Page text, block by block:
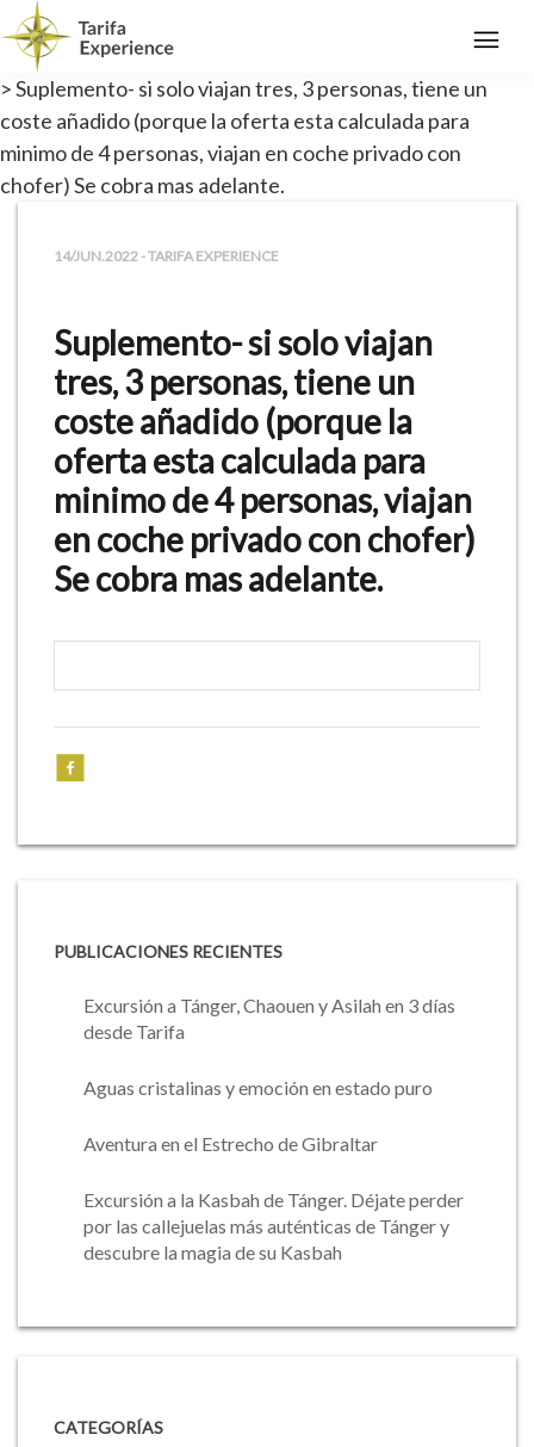
> Suplemento- si solo viajan tres, 3 personas, tiene un
coste añadido (porque la oferta esta calculada para
minimo de 4 personas, viajan en coche privado con
chofer) Se cobra mas adelante.
14/JUN.2022 - TARIFA EXPERIENCE
Suplemento- si solo viajan
tres, 3 personas, tiene un
coste añadido (porque la
oferta esta calculada para
minimo de 4 personas, viajan
en coche privado con chofer)
Se cobra mas adelante.
PUBLICACIONES RECIENTES
Excursión a Tánger, Chaouen y Asilah en 3 días
desde Tarifa
Aguas cristalinas y emoción en estado puro
Aventura en el Estrecho de Gibraltar
Excursión a la Kasbah de Tánger. Déjate perder
por las callejuelas más auténticas de Tánger y
descubre la magia de su Kasbah
CATEGORÍAS